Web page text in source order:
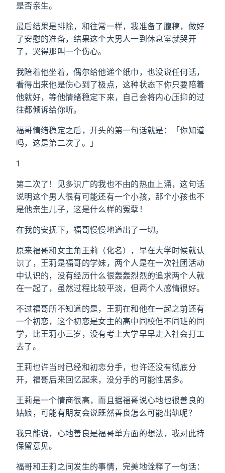
是否亲生。
最后结果是排除，和往常一样，我准备了腹稿，做好
了安慰的准备，结果这个大男人一到休息室就哭开
了，哭得那叫一个伤心。
我陪着他坐着，偶尔给他递个纸巾，也没说任何话，
看得出来他是伤心到了极点，这种状态下你只要陪着
他就好，等他情绪稳定下来，自己会将内心压抑的过
往都倾诉给你听。
福哥情绪稳定之后，开头的第一句话就是：「你知道
吗，这是第二次了。」
1
第二次了！见多识广的我也不由的热血上涌，这句话
说明这个男人很有可能还有一个小孩，那个小孩也不
是他亲生儿子，这是什么样的冤孽！
在我的安抚下，福哥慢慢地道出了一切。
原来福哥和女主角王莉（化名），早在大学时候就认
识了，王莉是福哥的学妹，两个人是在一次社团活动
中认识的，没有经历什么很轰轰烈烈的追求两个人就
在一起了，虽然过程比较平淡，但两个人感情很好。
不过福哥所不知道的是，王莉在和他在一起之前还有
一个初恋，这个初恋是女主的高中同校但不同班的同
学，比王莉小三岁，没有考上大学早早走入社会打工
去了。
王莉也许当时已经和初恋分手，也许还没有彻底分
开，福哥后来回忆起来，没分手的可能性居多。
王莉是一个情商很高，而且据福哥说心地也很善良的
姑娘，可能有朋友会说既然善良怎么可能出轨呢？
我只能说，心地善良是福哥单方面的想法，我对此持
保留意见。
福哥和王莉之间发生的事情，完美地诠释了一句话：